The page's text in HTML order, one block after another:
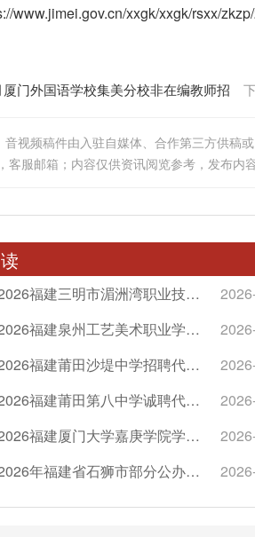
www.jimei.gov.cn/xxgk/xxgk/rsxx/
厦门外国语学校集美分校非在编教师招
视频稿件由入驻自媒体、合作第三方供稿
客服邮箱；内容仅供资讯阅览参考，发布
2026年7月2026福建三明市湄洲湾职业技术学院招聘编外人员（校聘）43人简章
2026年7月2026福建泉州工艺美术职业学院招聘非编聘用人员43人简章（三）
2026年7月2026福建莆田沙堤中学招聘代课教师6名简章
2026年7月2026福建莆田第八中学诚聘代课教师
2026年7月2026福建厦门大学嘉庚学院学工部职员（文艺）招聘1人简章
2026年7月2026年福建省石狮市部分公办学校公开遴选教师29人简章